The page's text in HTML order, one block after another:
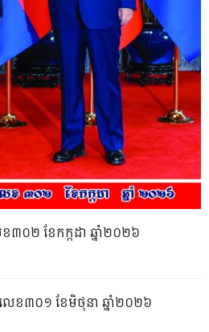
៣០២ ខែកក្កដា ឆ្នាំ២០២៦
លេខ៣០១ ខែមិថុនា ឆ្នាំ២០២៦